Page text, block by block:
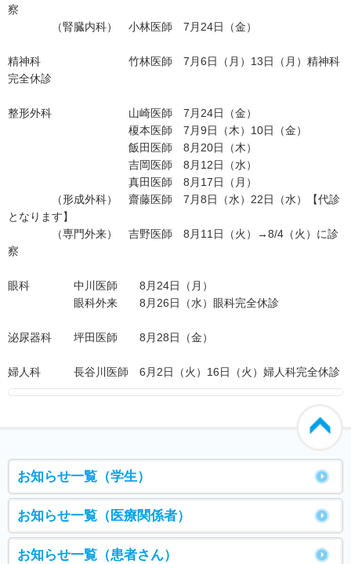
察
（腎臓内科） 小林医師 7月24日（金）
精神科 竹林医師 7月6日（月）13日（月）精神科
完全休診
整形外科 山崎医師 7月24日（金）
榎本医師 7月9日（木）10日（金）
飯田医師 8月20日（木）
吉岡医師 8月12日（水）
真田医師 8月17日（月）
（形成外科） 齋藤医師 7月8日（水）22日（水）【代診
となります】
（専門外来） 吉野医師 8月11日（火）→8/4（火）に診
察
眼科 中川医師 8月24日（月）
眼科外来 8月26日（水）眼科完全休診
泌尿器科 坪田医師 8月28日（金）
婦人科 長谷川医師 6月2日（火）16日（火）婦人科完全休診
お知らせ一覧（学生）
お知らせ一覧（医療関係者）
お知らせ一覧（患者さん）